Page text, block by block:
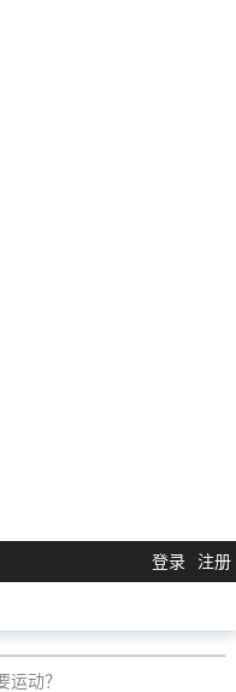
登录 注册
运动？